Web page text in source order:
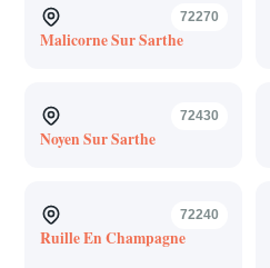
72270
Malicorne Sur Sarthe
72430
Noyen Sur Sarthe
72240
Ruille En Champagne